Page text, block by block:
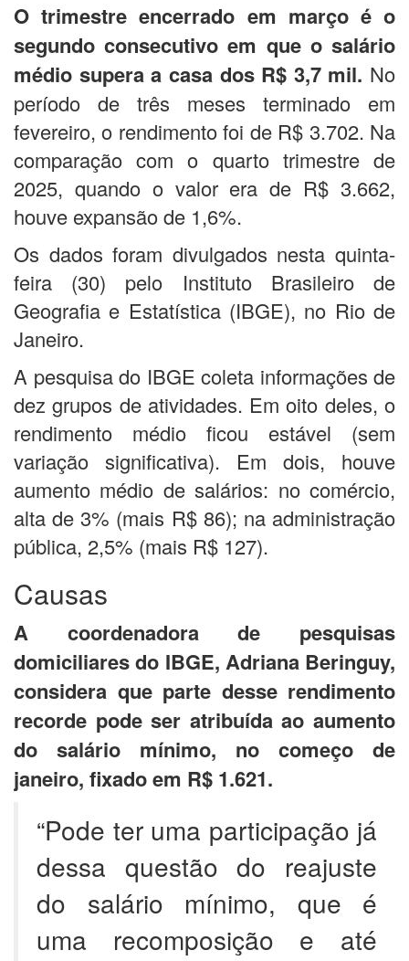
O trimestre encerrado em março é o
segundo consecutivo em que o salário
médio supera a casa dos R$ 3,7 mil. No
período de três meses terminado em
fevereiro, o rendimento foi de R$ 3.702. Na
comparação com o quarto trimestre de
2025, quando o valor era de R$ 3.662,
houve expansão de 1,6%.
Os dados foram divulgados nesta quinta-
feira (30) pelo Instituto Brasileiro de
Geografia e Estatística (IBGE), no Rio de
Janeiro.
A pesquisa do IBGE coleta informações de
dez grupos de atividades. Em oito deles, o
rendimento médio ficou estável (sem
variação significativa). Em dois, houve
aumento médio de salários: no comércio,
alta de 3% (mais R$ 86); na administração
pública, 2,5% (mais R$ 127).
Causas
A coordenadora de pesquisas
domiciliares do IBGE, Adriana Beringuy,
considera que parte desse rendimento
recorde pode ser atribuída ao aumento
do salário mínimo, no começo de
janeiro, fixado em R$ 1.621.
“Pode ter uma participação já
dessa questão do reajuste
do salário mínimo, que é
uma recomposição e até